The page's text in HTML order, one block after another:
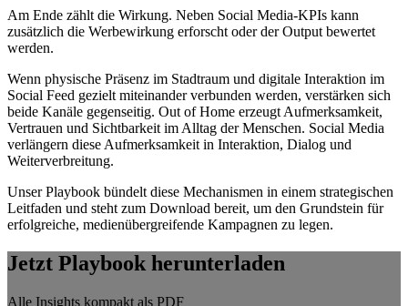
Am Ende zählt die Wirkung. Neben Social Media-KPIs kann
zusätzlich die Werbewirkung erforscht oder der Output bewertet
werden.
Wenn physische Präsenz im Stadtraum und digitale Interaktion im
Social Feed gezielt miteinander verbunden werden, verstärken sich
beide Kanäle gegenseitig. Out of Home erzeugt Aufmerksamkeit,
Vertrauen und Sichtbarkeit im Alltag der Menschen. Social Media
verlängern diese Aufmerksamkeit in Interaktion, Dialog und
Weiterverbreitung.
Unser Playbook bündelt diese Mechanismen in einem strategischen
Leitfaden und steht zum Download bereit, um den Grundstein für
erfolgreiche, medienübergreifende Kampagnen zu legen.
Jetzt Playbook herunterladen
Alle Insights kompakt als PDF